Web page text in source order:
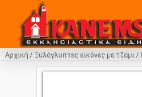
Αρχική Ξυλόγλυπτες εικόνες με τζάμι